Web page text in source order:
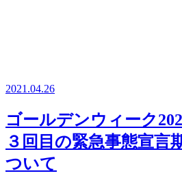
2021.04.26
ゴールデンウィーク
３回目の緊急事態宣言
ついて